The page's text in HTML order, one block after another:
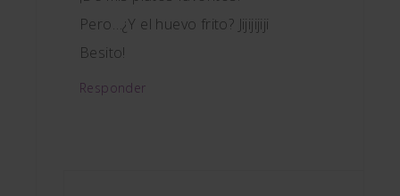
Pero…¿Y el huevo frito? Jijijijiji
Besito!
Responder